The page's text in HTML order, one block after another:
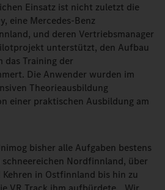
Einsatz ist nicht zuletzt die
eine Mercedes-Benz
und deren Vertriebsmanager
unterstützt, den Aufbau
Training der
Die Anwender wurden im
Theorieausbildung
einer praktischen Ausbildung am
bisher alle Aufgaben bestens
Nordfinnland, über
in Ostfinnland bis hin zu